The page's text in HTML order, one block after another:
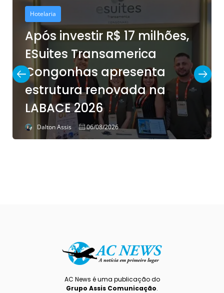
Hotelaria
Após investir R$ 17 milhões,
ESuites Transamerica
Congonhas apresenta
estrutura renovada na
LABACE 2026
Dalton Assis 06/08/2026
AC News é uma publicação do
Grupo Assis Comunicação.